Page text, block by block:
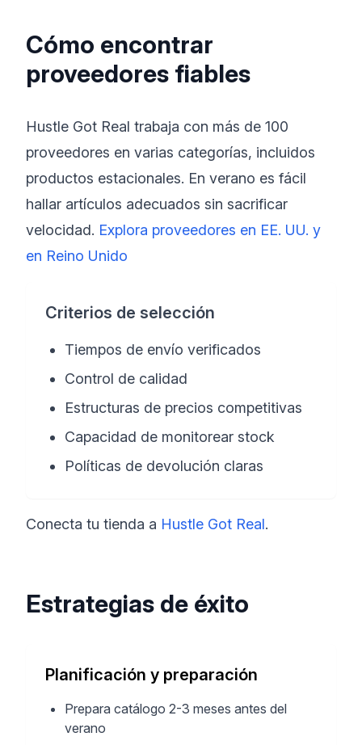
Cómo encontrar
proveedores fiables
Hustle Got Real trabaja con más de 100
proveedores en varias categorías, incluidos
productos estacionales. En verano es fácil
hallar artículos adecuados sin sacrificar
velocidad. Explora proveedores en EE. UU. y
en Reino Unido
Criterios de selección
Tiempos de envío verificados
Control de calidad
Estructuras de precios competitivas
Capacidad de monitorear stock
Políticas de devolución claras
Conecta tu tienda a Hustle Got Real.
Estrategias de éxito
Planificación y preparación
Prepara catálogo 2-3 meses antes del
verano